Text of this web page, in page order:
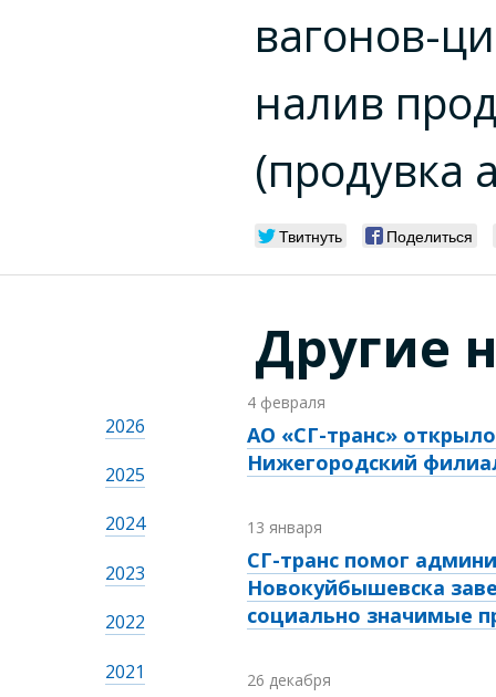
вагонов-
налив
(продувка
Твитнуть Поделиться
Другие
2026
2025
2024
2023
2022
2021
4 февраля
АО «СГ-транс» открыло
Нижегородский
13 января
СГ-транс помог
Новокуйбышевска
социально значимые
26 декабря